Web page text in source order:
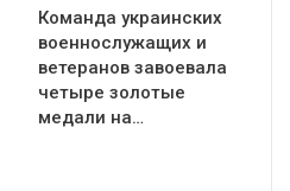
Команда украинских
военнослужащих и
ветеранов завоевала
четыре золотые
медали на…